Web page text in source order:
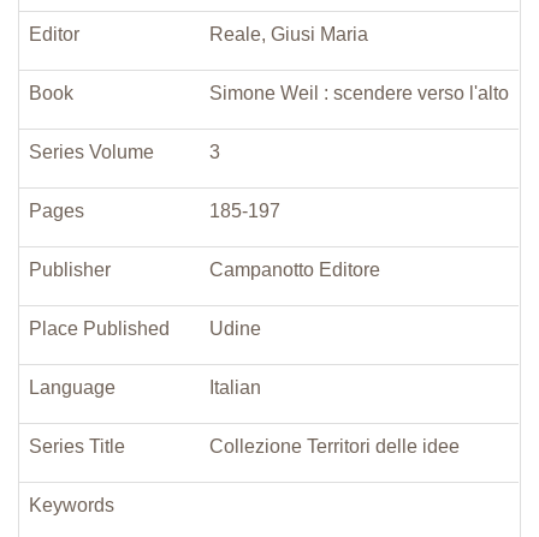
Editor Reale, Giusi Maria
Book Simone Weil : scendere verso l'alto
Series Volume 3
Pages 185-197
Publisher Campanotto Editore
Place Published Udine
Language Italian
Series Title Collezione Territori delle idee
Keywords